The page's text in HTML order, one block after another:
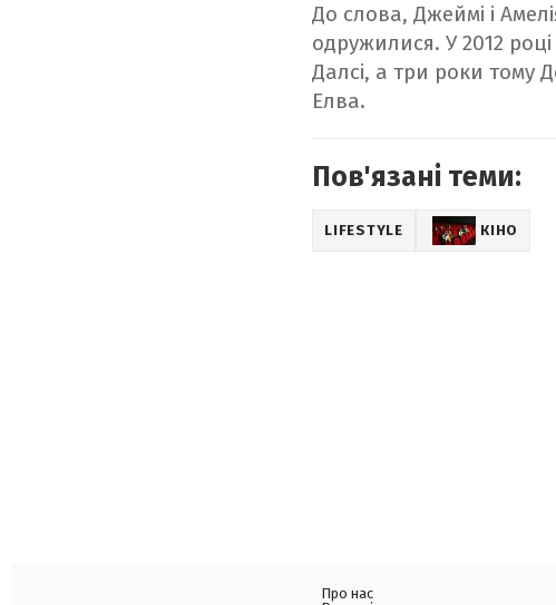
До слова, Джеймі і
одружилися. У 2012
Далсі, а три роки тому
Елва.
Пов'язані теми:
LIFESTYLE КІНО
Про нас